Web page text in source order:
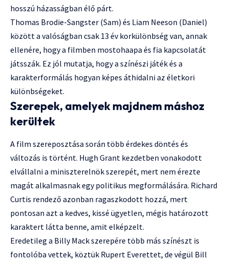
hosszú házasságban élő párt.
Thomas Brodie-Sangster (Sam) és Liam Neeson (Daniel)
között a valóságban csak 13 év korkülönbség van, annak
ellenére, hogy a filmben mostohaapa és fia kapcsolatát
játsszák. Ez jól mutatja, hogy a színészi játék és a
karakterformálás hogyan képes áthidalni az életkori
különbségeket.
Szerepek, amelyek majdnem máshoz
kerültek
A film szereposztása során több érdekes döntés és
változás is történt. Hugh Grant kezdetben vonakodott
elvállalni a miniszterelnök szerepét, mert nem érezte
magát alkalmasnak egy politikus megformálására. Richard
Curtis rendező azonban ragaszkodott hozzá, mert
pontosan azt a kedves, kissé ügyetlen, mégis határozott
karaktert látta benne, amit elképzelt.
Eredetileg a Billy Mack szerepére több más színészt is
fontolóba vettek, köztük Rupert Everettet, de végül Bill